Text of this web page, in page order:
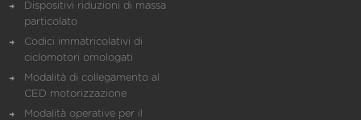
Dispositivi riduzioni di massa
particolato
Codici immatricolativi di
ciclomotori omologati
Modalità di collegamento al
CED motorizzazione
Modalità operative per il